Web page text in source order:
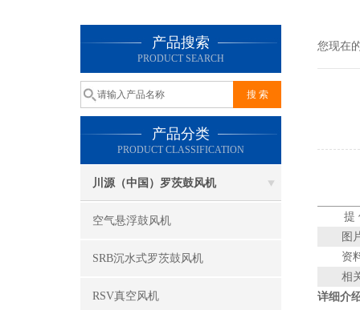
产品搜索
PRODUCT SEARCH
产品分类
PRODUCT CLASSIFICATION
川源（中国）罗茨鼓风机
空气悬浮鼓风机
SRB沉水式罗茨鼓风机
RSV真空风机
您现在
提
图
资
相
详细介